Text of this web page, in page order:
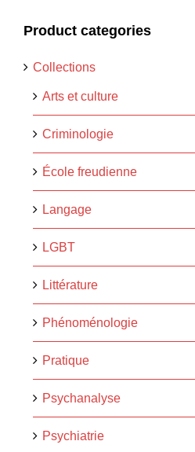
Product categories
Collections
Arts et culture
Criminologie
École freudienne
Langage
LGBT
Littérature
Phénoménologie
Pratique
Psychanalyse
Psychiatrie